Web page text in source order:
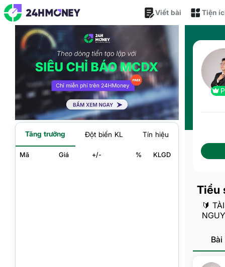
Viết bài Tiện
Tăng trưởng Đột biến KL Tín hiệu
Mã Giá +/- % KLGD
Tiểu
🔰